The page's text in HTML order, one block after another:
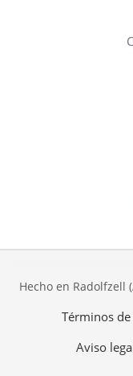
Hecho en Radolfzell
Términos
Aviso